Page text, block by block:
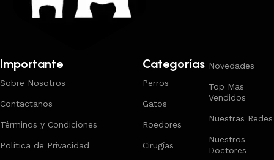
Importante
Sobre Nosotros
Contactanos
Términos y Condiciones
Política de Privacidad
Categorías
Perros
Gatos
Roedores
Cirugías
Novedades
Top Mas
Vendidos
Nuestras Redes
Nuestros
Doctores